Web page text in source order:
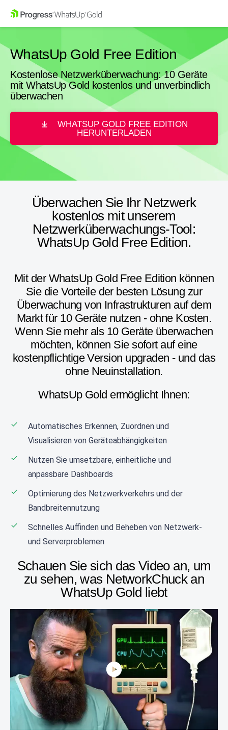
WhatsUp Gold Free Edition
Kostenlose Netzwerküberwachung: 10 Geräte
mit WhatsUp Gold kostenlos und unverbindlich
überwachen
WHATSUP GOLD FREE EDITION
HERUNTERLADEN
Überwachen Sie Ihr Netzwerk
kostenlos mit unserem
Netzwerküberwachungs-Tool:
WhatsUp Gold Free Edition.
Mit der WhatsUp Gold Free Edition können
Sie die Vorteile der besten Lösung zur
Überwachung von Infrastrukturen auf dem
Markt für 10 Geräte nutzen - ohne Kosten.
Wenn Sie mehr als 10 Geräte überwachen
möchten, können Sie sofort auf eine
kostenpflichtige Version upgraden - und das
ohne Neuinstallation.
WhatsUp Gold ermöglicht Ihnen:
Automatisches Erkennen, Zuordnen und
Visualisieren von Geräteabhängigkeiten
Nutzen Sie umsetzbare, einheitliche und
anpassbare Dashboards
Optimierung des Netzwerkverkehrs und der
Bandbreitennutzung
Schnelles Auffinden und Beheben von Netzwerk-
und Serverproblemen
Schauen Sie sich das Video an, um
zu sehen,was NetworkChuck an
WhatsUp Gold liebt